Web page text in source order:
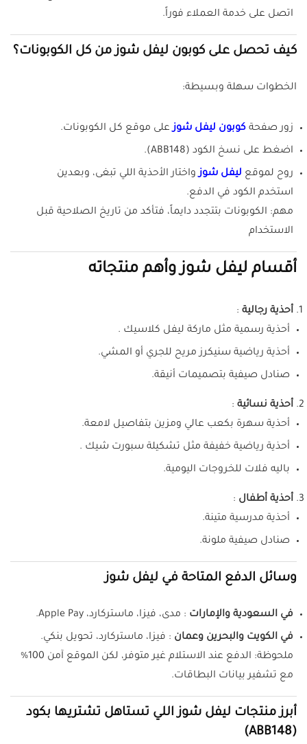
اتصل على خدمة العملاء فوراً.
كيف تحصل على كوبون ليفل شوز من كل الكوبونات؟
الخطوات سهلة وبسيطة:
زور صفحة كوبون ليفل شوزعلى موقع كل الكوبونات.
اضغط على نسخ الكود (ABB148).
روح لموقع ليفل شوزواختار الأحذية اللي تبغى، وبعدين
استخدم الكود في الدفع.
مهم: الكوبونات بتتجدد دايماً، فتأكد من تاريخ الصلاحية قبل
الاستخدام
أقسام ليفل شوز وأهم منتجاته
أحذية رجالية :
أحذية رسمية مثل ماركة ليفل كلاسيك .
أحذية رياضية سنيكرز مريح للجري أو المشي.
صنادل صيفية بتصميمات أنيقة.
أحذية نسائية :
أحذية سهرة بكعب عالي ومزين بتفاصيل لامعة.
أحذية رياضية خفيفة مثل تشكيلة سبورت شيك .
باليه فلات للخروجات اليومية.
أحذية أطفال :
أحذية مدرسية متينة.
صنادل صيفية ملونة.
وسائل الدفع المتاحة في ليفل شوز
في السعودية والإمارات : مدى، فيزا، ماستركارد، Apple Pay.
في الكويت والبحرين وعمان : فيزا، ماستركارد، تحويل بنكي.
ملحوظة: الدفع عند الاستلام غير متوفر، لكن الموقع آمن 100%
مع تشفير بيانات البطاقات.
أبرز منتجات ليفل شوز اللي تستاهل تشتريها بكود
(ABB148)